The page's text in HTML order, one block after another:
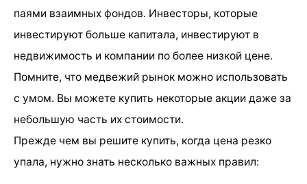
паями взаимных фондов. Инвесторы, которые
инвестируют больше капитала, инвестируют в
недвижимость и компании по более низкой цене.
Помните, что медвежий рынок можно использовать
с умом. Вы можете купить некоторые акции даже за
небольшую часть их стоимости.
Прежде чем вы решите купить, когда цена резко
упала, нужно знать несколько важных правил: